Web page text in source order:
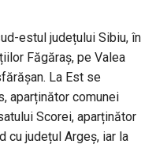
estul județului Sibiu, în
Făgăraș, pe Valea
La Est se
aparținător comunei
Scorei, aparținător
cu județul Argeș, iar la